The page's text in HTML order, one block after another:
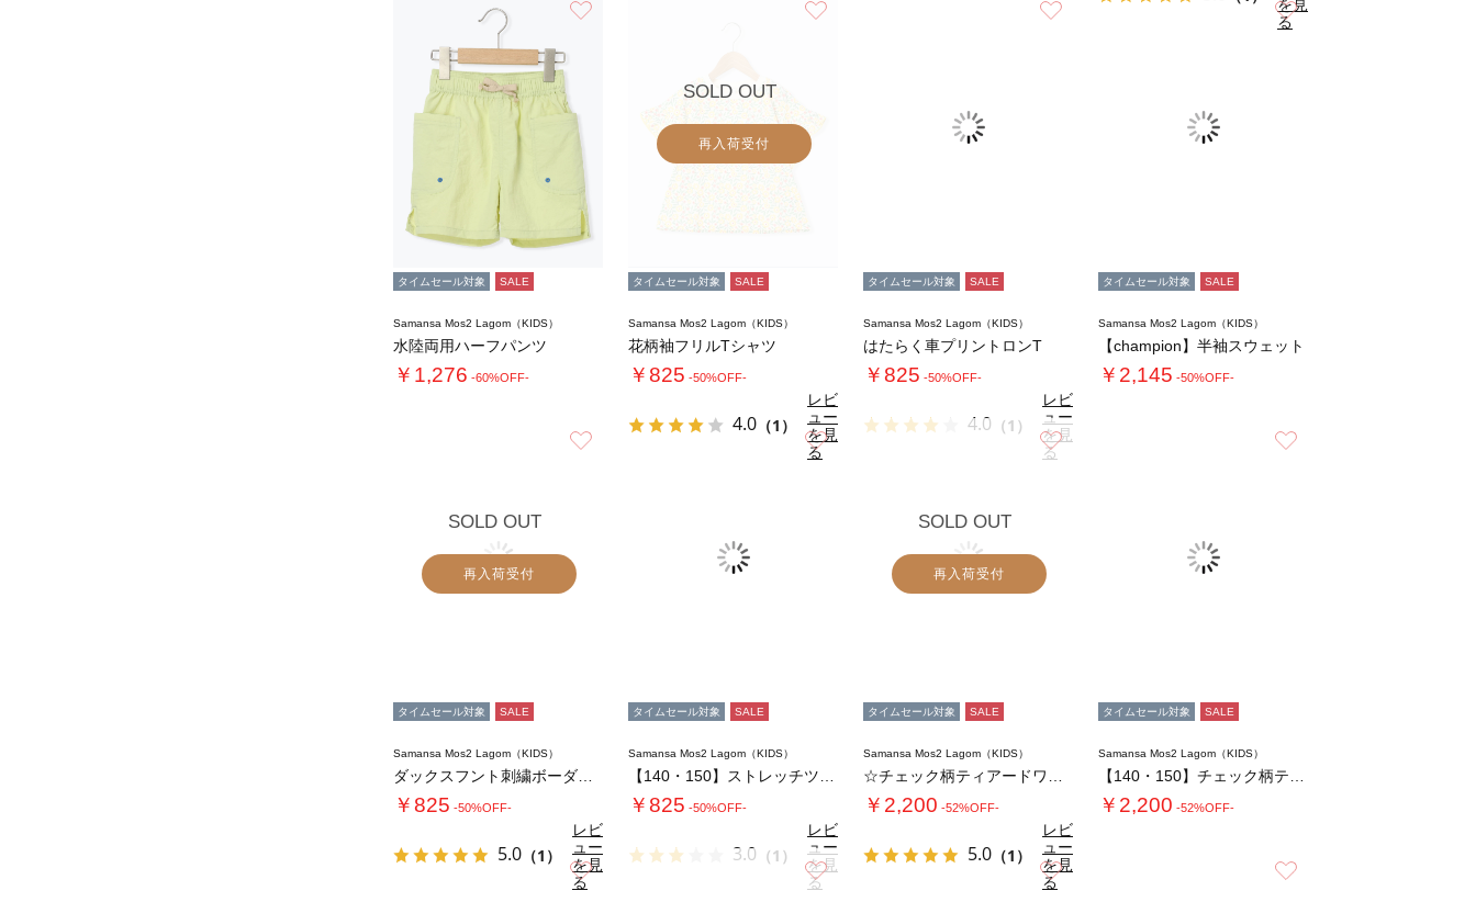
る
タイムセール対象 SALE
Samansa Mos2 Lagom（KIDS）
水陸両用ハーフパンツ
￥1,276 -60%OFF-
SOLD OUT
再入荷受付
タイムセール対象 SALE
Samansa Mos2 Lagom（KIDS）
花柄袖フリルTシャツ
￥825 -50%OFF-
4.0 （1）
レビ
ュー
を見
る
お気に入り
タイムセール対象 SALE
Samansa Mos2 Lagom（KIDS）
はたらく車プリントロンT
￥825 -50%OFF-
4.0 （1）
レビ
ュー
を見
る
お気に入り
タイムセール対象 SALE
Samansa Mos2 Lagom（KIDS）
【champion】半袖スウェット
￥2,145 -50%OFF-
お気に入り
SOLD OUT
再入荷受付
タイムセール対象 SALE
Samansa Mos2 Lagom（KIDS）
￥825 -50%OFF-
5.0 （1）
レビ
ュー
を見
る
お気に入り
タイムセール対象 SALE
Samansa Mos2 Lagom（KIDS）
￥825 -50%OFF-
3.0 （1）
レビ
ュー
を見
る
お気に入り
SOLD OUT
再入荷受付
タイムセール対象 SALE
Samansa Mos2 Lagom（KIDS）
￥2,200 -52%OFF-
5.0 （1）
レビ
ュー
を見
る
タイムセール対象 SALE
Samansa Mos2 Lagom（KIDS）
￥2,200 -52%OFF-
お気に入り お気に入り お気に入り